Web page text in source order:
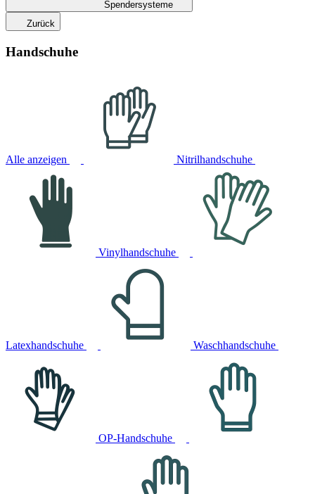
Spendersysteme
Zurück
Handschuhe
Alle anzeigen Nitrilhandschuhe
Vinylhandschuhe
Latexhandschuhe Waschhandschuhe
OP-Handschuhe